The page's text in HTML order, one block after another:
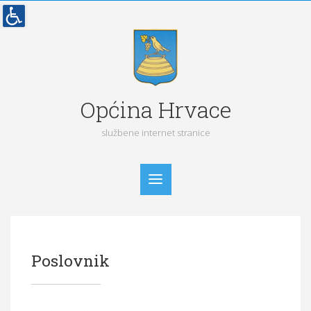
Općina Hrvace
službene internet stranice
Vijesti
Poslovnik